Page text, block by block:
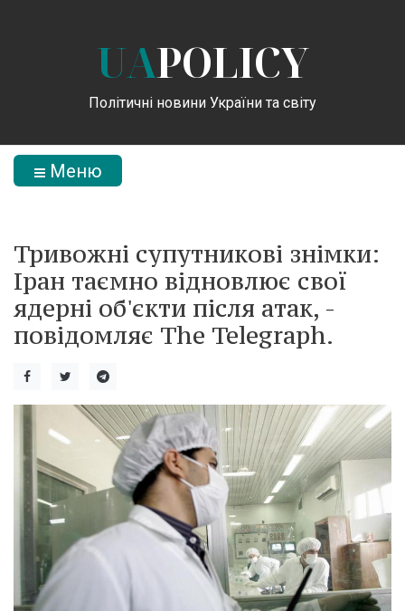
UAPOLICY
Політичні новини України та світу
Меню
Тривожні супутникові знімки:
Іран таємно відновлює свої
ядерні об'єкти після атак, -
повідомляє The Telegraph.